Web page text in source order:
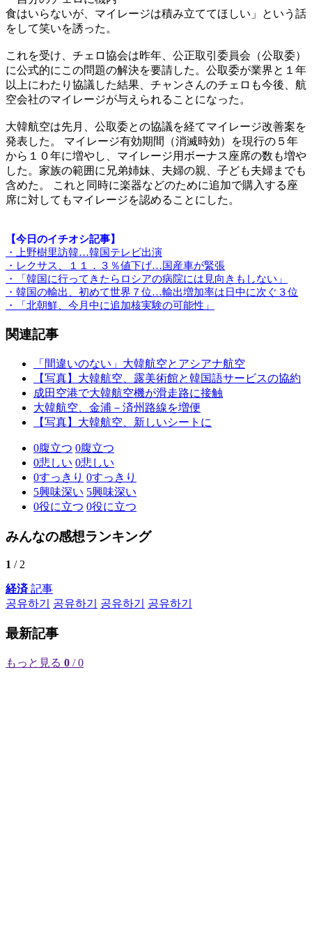
食はいらないが、マイレージは積み立ててほしい」という話
をして笑いを誘った。
これを受け、チェロ協会は昨年、公正取引委員会（公取委）
に公式的にこの問題の解決を要請した。公取委が業界と１年
以上にわたり協議した結果、チャンさんのチェロも今後、航
空会社のマイレージが与えられることになった。
大韓航空は先月、公取委との協議を経てマイレージ改善案を
発表した。 マイレージ有効期間（消滅時効）を現行の５年
から１０年に増やし、マイレージ用ボーナス座席の数も増や
した。家族の範囲に兄弟姉妹、夫婦の親、子ども夫婦までも
含めた。 これと同時に楽器などのために追加で購入する座
席に対してもマイレージを認めることにした。
【今日のイチオシ記事】
・上野樹里訪韓…韓国テレビ出演
・レクサス、１１．３％値下げ…国産車が緊張
・「韓国に行ってきたらロシアの病院には見向きもしない」
・韓国の輸出、初めて世界７位…輸出増加率は日中に次ぐ３位
・「北朝鮮、今月中に追加核実験の可能性」
関連記事
「間違いのない」大韓航空とアシアナ航空
【写真】大韓航空、露美術館と韓国語サービスの協約
成田空港で大韓航空機が滑走路に接触
大韓航空、金浦－済州路線を増便
【写真】大韓航空、新しいシートに
0腹立つ 0腹立つ
0悲しい 0悲しい
0すっきり 0すっきり
5興味深い 5興味深い
0役に立つ 0役に立つ
みんなの感想ランキング
1 / 2
経済記事
공유하기
공유하기 공유하기 공유하기
最新記事
もっと見る 0 / 0